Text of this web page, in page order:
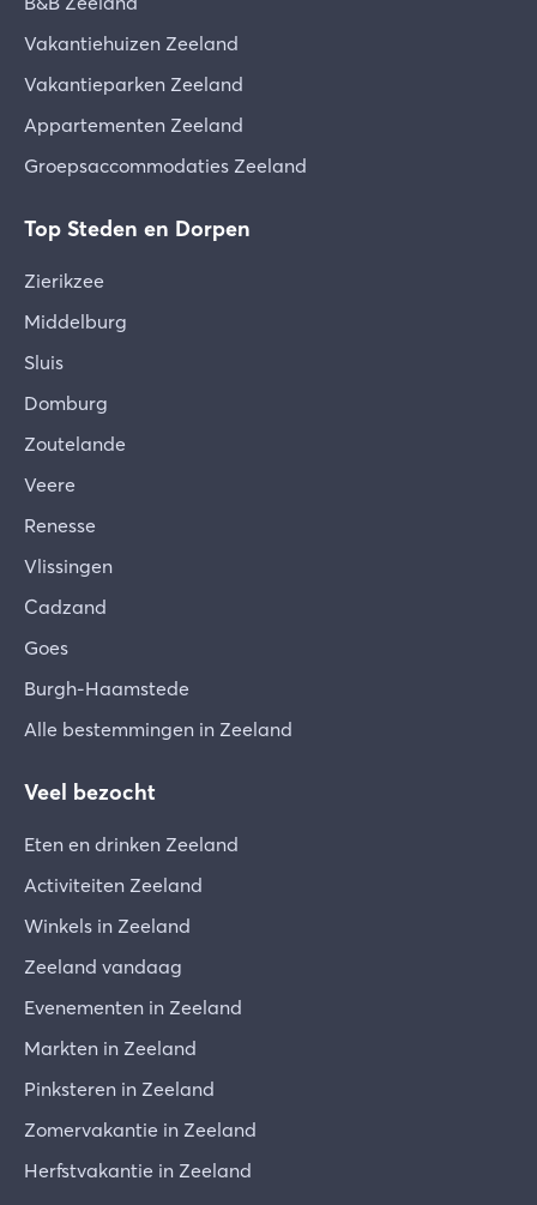
Vakantiehuizen Zeeland
Vakantieparken Zeeland
Appartementen Zeeland
Groepsaccommodaties Zeeland
Top Steden en Dorpen
Zierikzee
Middelburg
Sluis
Domburg
Zoutelande
Veere
Renesse
Vlissingen
Cadzand
Goes
Burgh-Haamstede
Alle bestemmingen in Zeeland
Veel bezocht
Eten en drinken Zeeland
Activiteiten Zeeland
Winkels in Zeeland
Zeeland vandaag
Evenementen in Zeeland
Markten in Zeeland
Pinksteren in Zeeland
Zomervakantie in Zeeland
Herfstvakantie in Zeeland